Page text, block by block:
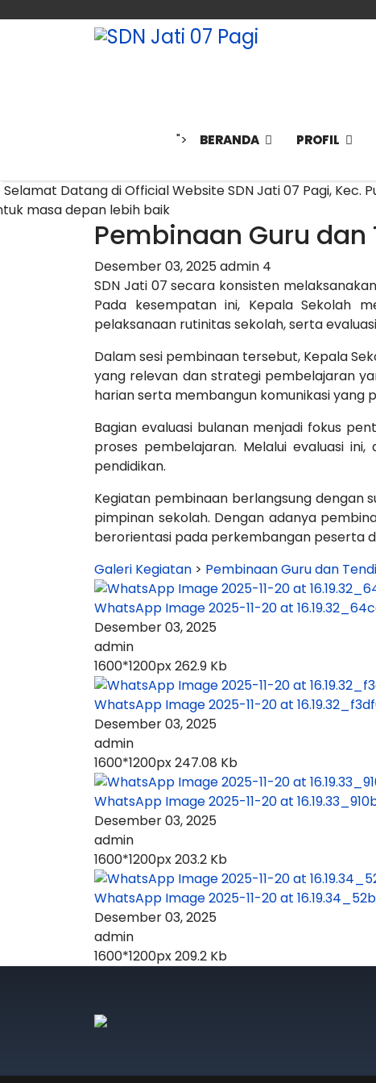
"> BERANDA PROFIL
Datang di Official Website SDN Jati 07 Pagi, Kec.
masa depan lebih baik
Pembinaan Guru dan
Desember 03, 2025 admin 4
SDN Jati 07 secara konsisten
Pada kesempatan ini, Kepala Sekolah
pelaksanaan rutinitas sekolah, serta
Dalam sesi pembinaan tersebut, Kepala
yang relevan dan strategi pembelajaran
harian serta membangun komunikasi yang
Bagian evaluasi bulanan menjadi fokus
proses pembelajaran. Melalui evaluasi
pendidikan.
Kegiatan pembinaan berlangsung dengan
pimpinan sekolah. Dengan adanya
berorientasi pada perkembangan peserta
Galeri Kegiatan > Pembinaan Guru dan
WhatsApp Image 2025-11-20 at
Desember 03, 2025
admin
1600*1200px262.9 Kb
WhatsApp Image 2025-11-20 at
Desember 03, 2025
admin
1600*1200px247.08 Kb
WhatsApp Image 2025-11-20 at
Desember 03, 2025
admin
1600*1200px203.2 Kb
WhatsApp Image 2025-11-20 at
Desember 03, 2025
admin
1600*1200px209.2 Kb